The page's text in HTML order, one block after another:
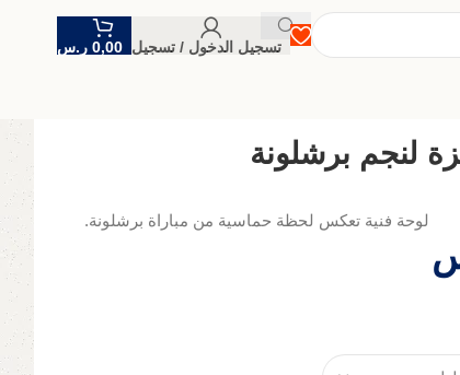
تسجيل الدخول / تسجيل 0,00 ر.س
لنجم برشلونة
لوحة فنية تعكس لحظة حماسية من مباراة برشلونة.